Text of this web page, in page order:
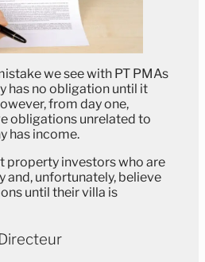
we see with PT PMAs
has no obligation until it
from day one,
obligations unrelated to
has income.
property investors who are
and, unfortunately, believe
until their villa is